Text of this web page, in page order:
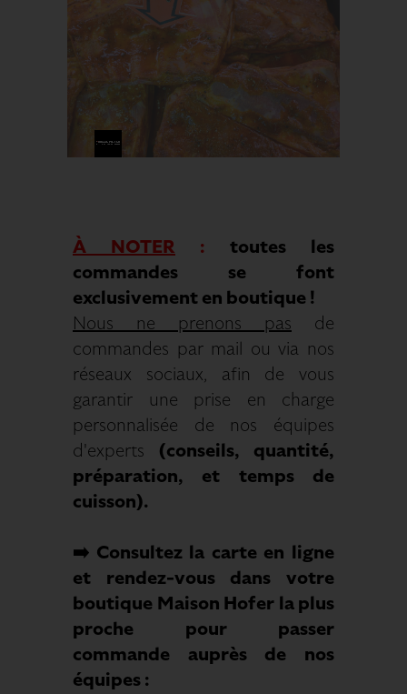
À NOTER :
toutes les
commandes se font
exclusivement en boutique !
Nous ne prenons pas de
commandes par mail ou via nos
réseaux sociaux, afin de vous
garantir une prise en charge
personnalisée de nos équipes
d'experts
(conseils, quantité,
préparation, et temps de
cuisson).
➡️ Consultez la carte en ligne
et rendez-vous dans votre
boutique Maison Hofer la plus
proche pour passer
commande auprès de nos
équipes :